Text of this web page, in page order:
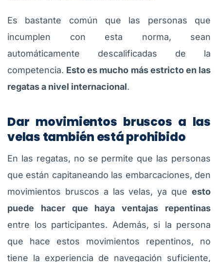
Es bastante común que las personas que
incumplen con esta norma, sean
automáticamente descalificadas de la
competencia. Esto es mucho más estricto en las
regatas a nivel internacional.
Dar movimientos bruscos a las
velas también está prohibido
En las regatas, no se permite que las personas
que están capitaneando las embarcaciones, den
movimientos bruscos a las velas, ya que esto
puede hacer que haya ventajas repentinas
entre los participantes. Además, si la persona
que hace estos movimientos repentinos, no
tiene la experiencia de navegación suficiente,